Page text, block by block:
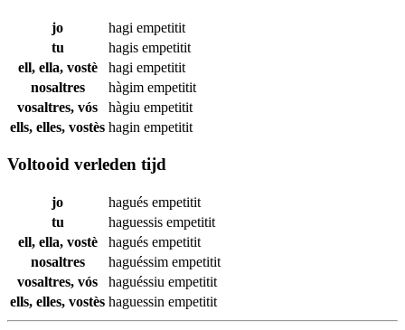
jo hagi empetitit
tu
hagis empetitit
ell, ella, vostè
hagi empetitit
nosaltres
hàgim empetitit
vosaltres, vós
hàgiu empetitit
ells, elles, vostès hagin empetitit
Voltooid verleden tijd
jo hagués empetitit
tu
haguessis empetitit
ell, ella, vostè
hagués empetitit
nosaltres
haguéssim empetitit
vosaltres, vós
haguéssiu empetitit
ells, elles, vostès haguessin empetitit